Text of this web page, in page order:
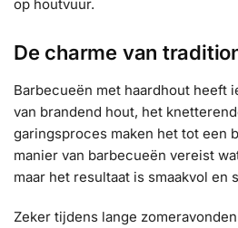
op houtvuur.
De charme van
Barbecueën met haardhout heeft
van brandend hout, het
garingsproces maken het tot een
manier van barbecueën vereist
maar het resultaat is smaakvol en
Zeker tijdens lange